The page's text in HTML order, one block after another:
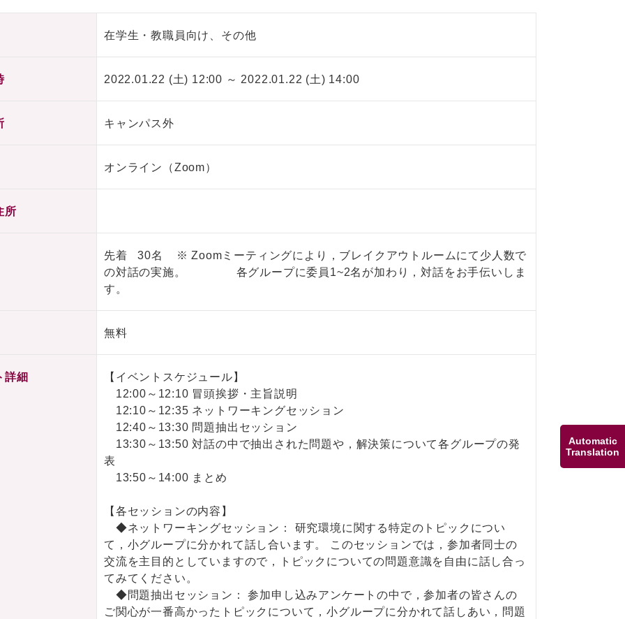
Automatic
Translation
在学生・教職員向け、その他
2022.01.22 (土) 12:00 ～ 2022.01.22 (土) 14:00
キャンパス外
オンライン（Zoom）
所
先着 30名 ※ Zoomミーティングにより，ブレイクアウトルームにて少人数で
の対話の実施。 各グループに委員1~2名が加わり，対話をお手伝いしま
す。
無料
詳細
【イベントスケジュール】
12:00～12:10 冒頭挨拶・主旨説明
12:10～12:35 ネットワーキングセッション
12:40～13:30 問題抽出セッション
13:30～13:50 対話の中で抽出された問題や，解決策について各グループの発
表
13:50～14:00 まとめ
【各セッションの内容】
◆ネットワーキングセッション： 研究環境に関する特定のトピックについ
て，小グループに分かれて話し合います。 このセッションでは，参加者同士の
交流を主目的としていますので，トピックについての問題意識を自由に話し合っ
てみてください。
◆問題抽出セッション： 参加申し込みアンケートの中で，参加者の皆さんの
ご関心が一番高かったトピックについて，小グループに分かれて話しあい，問題